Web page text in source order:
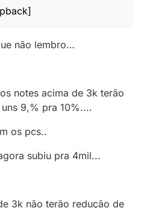
não lembro…
notes acima de 3k terão
9,% pra 10%....
os pcs..
subiu pra 4mil...
3k não terão redução de